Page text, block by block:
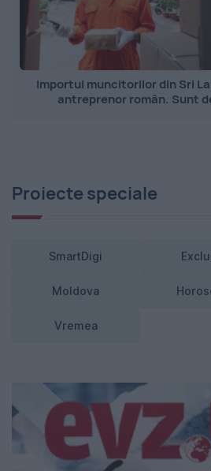
Importul muncitorilor din Sri
antreprenor român. Sunt
Proiecte speciale
SmartDigi
Moldova
Vremea